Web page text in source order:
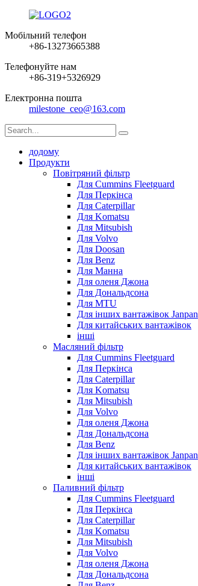
Мобільний телефон
+86-13273665388
Телефонуйте нам
+86-319+5326929
Електронна пошта
milestone_ceo@163.com
додому
Продукти
Повітряний фільтр
Для Cummins Fleetguard
Для Перкінса
Для Caterpillar
Для Komatsu
Для Mitsubish
Для Volvo
Для Doosan
Для Benz
Для Манна
Для оленя Джона
Для Дональдсона
Для MTU
Для інших вантажівок Janpan
Для китайських вантажівок
інші
Масляний фільтр
Для Cummins Fleetguard
Для Перкінса
Для Caterpillar
Для Komatsu
Для Mitsubish
Для Volvo
Для оленя Джона
Для Дональдсона
Для Benz
Для інших вантажівок Janpan
Для китайських вантажівок
інші
Паливний фільтр
Для Cummins Fleetguard
Для Перкінса
Для Caterpillar
Для Komatsu
Для Mitsubish
Для Volvo
Для оленя Джона
Для Дональдсона